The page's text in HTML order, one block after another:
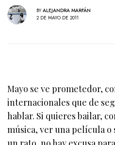
BY ALEJANDRA MARFÁN
2 DE MAYO DE 2011
Mayo se ve prometedor,
internacionales que de
hablar. Si quieres bailar,
música, ver una película